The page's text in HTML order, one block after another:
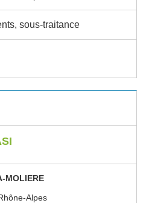
sous-traitance
MOLIERE
Alpes